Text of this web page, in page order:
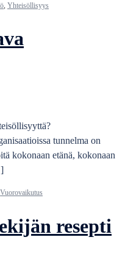
, Yhteisöllisyys
tunnelma on
kokonaan etänä, kokonaan
Vuorovaikutus
resepti